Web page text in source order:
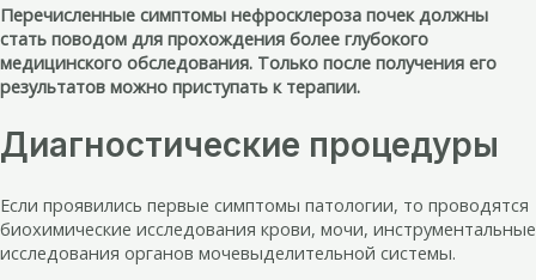
Перечисленные симптомы нефросклероза почек должны
стать поводом для прохождения более глубокого
медицинского обследования. Только после получения его
результатов можно приступать к терапии.
Диагностические процедуры
Если проявились первые симптомы патологии, то проводятся
биохимические исследования крови, мочи, инструментальные
исследования органов мочевыделительной системы.